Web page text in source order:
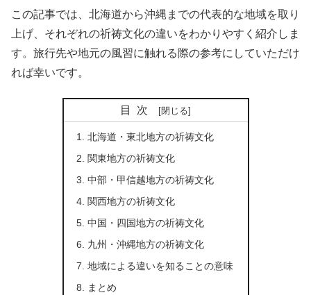
この記事では、北海道から沖縄までの代表的な地域を取り
上げ、それぞれの祈祷文化の違いをわかりやすく紹介しま
す。旅行先や地元の風習に触れる際の参考にしていただけ
れば幸いです。
目次
北海道・東北地方の祈祷文化
関東地方の祈祷文化
中部・甲信越地方の祈祷文化
関西地方の祈祷文化
中国・四国地方の祈祷文化
九州・沖縄地方の祈祷文化
地域による違いを知ることの意味
まとめ